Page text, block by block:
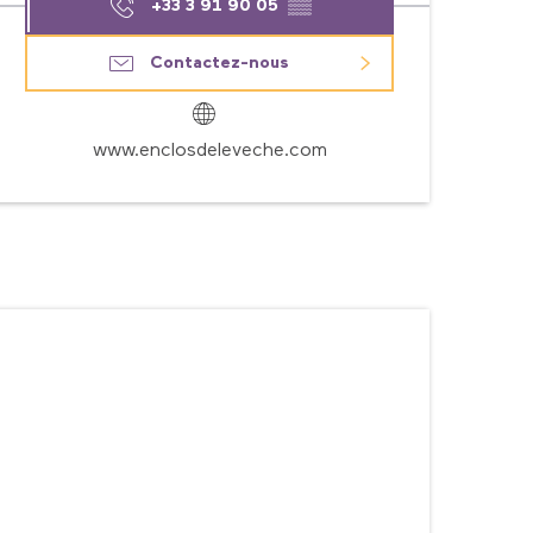
+33 3 91 90 05 ▒▒
Contactez-nous
www.enclosdeleveche.com